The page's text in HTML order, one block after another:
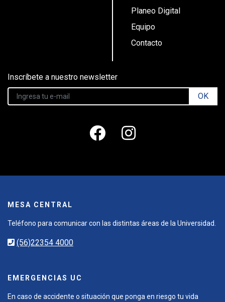
Planeo Digital
Equipo
Contacto
Inscríbete a nuestro newsletter
OK
MESA CENTRAL
Teléfono para comunicar con las distintas áreas de la Universidad.
(56)22354 4000
EMERGENCIAS UC
En caso de accidente o situación que ponga en riesgo tu vida